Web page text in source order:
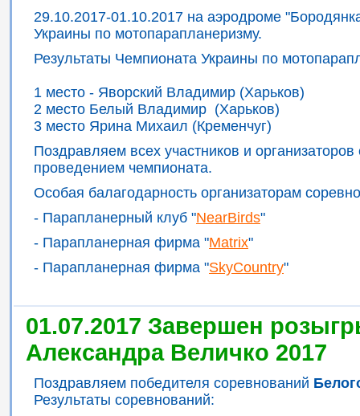
29.10.2017-01.10.2017 на аэродроме
Украины по мотопарапланеризму.
Результаты Чемпионата Украины по
1 место - Яворский Владимир (Харьков)
2 место Белый Владимир (Харьков)
3 место Ярина Михаил (Кременчуг)
Поздравляем всех участников и
проведением чемпионата.
Особая балагодарность организаторам
- Парапланерный клуб "NearBirds"
- Парапланерная фирма "Matrix"
- Парапланерная фирма "SkyCountry"
01.07.2017 Завершен
Александра Величко 2017
Поздравляем победителя соревнований
Результаты соревнований: